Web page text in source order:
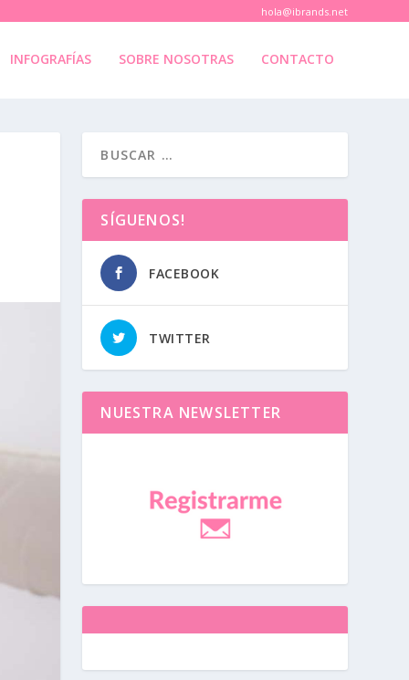
hola@ibrands.net
INFOGRAFÍAS SOBRE NOSOTRAS CONTACTO
SÍGUENOS!
FACEBOOK
TWITTER
NUESTRA NEWSLETTER